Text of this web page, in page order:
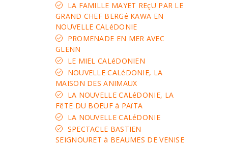
LA FAMILLE MAYET REçU PAR LE
GRAND CHEF BERGé KAWA EN
NOUVELLE CALéDONIE
PROMENADE EN MER AVEC
GLENN
LE MIEL CALéDONIEN
NOUVELLE CALéDONIE, LA
MAISON DES ANIMAUX
LA NOUVELLE CALéDONIE, LA
FêTE DU BOEUF à PAïTA
LA NOUVELLE CALéDONIE
SPECTACLE BASTIEN
SEIGNOURET à BEAUMES DE VENISE